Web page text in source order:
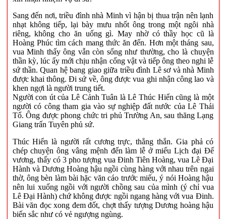
Sang đến nơi, triều đình nhà Minh vì hận bị thua trận nên lạnh
nhạt không tiếp, lại bày mưu nhốt ông trong một ngôi nhà
riêng, không cho ăn uống gì. May nhờ có thầy học cũ là
Hoàng Phúc tìm cách mang thức ăn đến. Hơn một tháng sau,
vua Minh thấy ông vẫn còn sống như thường, cho là chuyện
thần kỳ, lúc ấy mới chịu nhận cống vật và tiếp ông theo nghi lễ
sứ thần. Quan hệ bang giao giữa triều đình Lê sơ và nhà Minh
được khai thông. Đi sứ về, ông được vua ghi nhận công lao và
khen ngợi là người trung tiết.
Người con út của Lê Cảnh Tuân là Lê Thúc Hiển cũng là một
người có công tham gia vào sự nghiệp đất nước của Lê Thái
Tổ. Ông được phong chức tri phủ Trường An, sau thăng Lạng
Giang trấn Tuyên phủ sứ.
Thúc Hiển là người rất cương trực, thẳng thắn. Gia phả có
chép chuyện ông vâng mệnh đến làm lễ ở miếu Lịch đại Đế
vương, thấy có 3 pho tượng vua Đinh Tiên Hoàng, vua Lê Đại
Hành và Dương Hoàng hậu ngồi cùng hàng với nhau trên ngai
thờ, ông bèn làm bài hặc văn cáo trước miếu, ý nói Hoàng hậu
nên lui xuống ngồi với người chồng sau của mình (ý chỉ vua
Lê Đại Hành) chứ không được ngồi ngang hàng với vua Đinh.
Bài văn đọc xong đem đốt, chợt thấy tượng Dương hoàng hậu
biến sắc như có vẻ ngượng ngùng.